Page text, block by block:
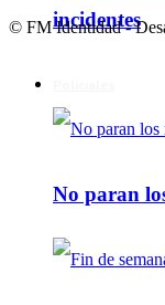
incidentes
No paran
© FM Identidad -